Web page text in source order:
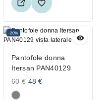
-20%
Pantofole donna
Itersan PAN40129
60€ 48€